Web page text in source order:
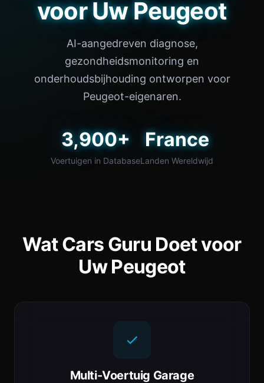
voor Uw Peugeot
AI-aangedreven diagnose,
gezondheidsmonitoring en
onderhoudsbijhouding ontworpen voor
Peugeot-eigenaren.
3,900+
Voertuigen in Database
France
Landen Wereldwijd
Wat Cars Guru Doet voor
Uw Peugeot
Multi-Voertuig Garage